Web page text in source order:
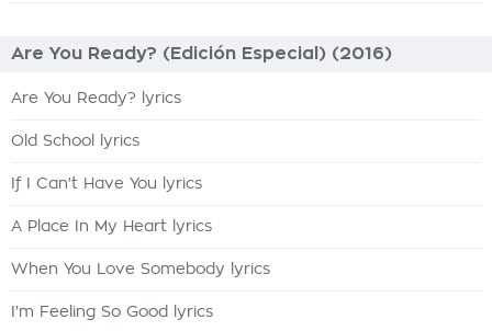
Are You Ready? (Edición Especial) (2016)
Are You Ready? lyrics
Old School lyrics
If I Can't Have You lyrics
A Place In My Heart lyrics
When You Love Somebody lyrics
I'm Feeling So Good lyrics